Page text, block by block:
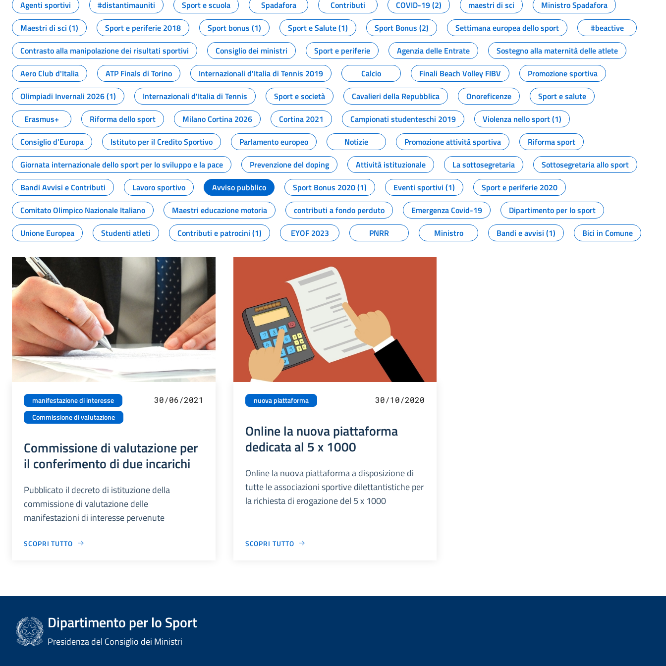
Agenti sportivi
#distantimauniti Sport e scuola Spadafora Contributi COVID-19 (2) maestri di sci
Ministro Spadafora
Maestri di sci (1)
Sport e periferie 2018 Sport bonus (1) Sport e Salute (1) Sport Bonus (2) Settimana europea dello sport
#beactive
Contrasto alla manipolazione dei risultati sportivi
Consiglio dei ministri Sport e periferie Agenzia delle Entrate
Sostegno alla maternità delle atlete
Aero Club d'Italia
ATP Finals di Torino Internazionali d'Italia di Tennis 2019 Calcio Finali Beach Volley FIBV
Promozione sportiva
Olimpiadi Invernali 2026 (1)
Internazionali d'Italia di Tennis Sport e società Cavalieri della Repubblica Onoreficenze
Sport e salute
Erasmus+
Riforma dello sport Milano Cortina 2026 Cortina 2021 Campionati studenteschi 2019
Violenza nello sport (1)
Consiglio d'Europa
Istituto per il Credito Sportivo Parlamento europeo Notizie Promozione attività sportiva
Riforma sport
Giornata internazionale dello sport per lo sviluppo e la pace
Prevenzione del doping Attività istituzionale La sottosegretaria
Sottosegretaria allo sport
Bandi Avvisi e Contributi
Lavoro sportivo Avviso pubblico Sport Bonus 2020 (1) Eventi sportivi (1)
Sport e periferie 2020
Comitato Olimpico Nazionale Italiano
Maestri educazione motoria contributi a fondo perduto Emergenza Covid-19
Dipartimento per lo sport
Unione Europea
Studenti atleti Contributi e patrocini (1) EYOF 2023 PNRR Ministro Bandi e avvisi (1) Bici in Comune
manifestazione di interesse
Commissione di valutazione
30/06/2021
Commissione di valutazione per
il conferimento di due incarichi
Pubblicato il decreto di istituzione della
commissione di valutazione delle
manifestazioni di interesse pervenute
SCOPRI TUTTO
nuova piattaforma 30/10/2020
Online la nuova piattaforma
dedicata al 5 x 1000
Online la nuova piattaforma a disposizione di
tutte le associazioni sportive dilettantistiche per
la richiesta di erogazione del 5 x 1000
SCOPRI TUTTO
Dipartimento per lo Sport
Presidenza del Consiglio dei Ministri